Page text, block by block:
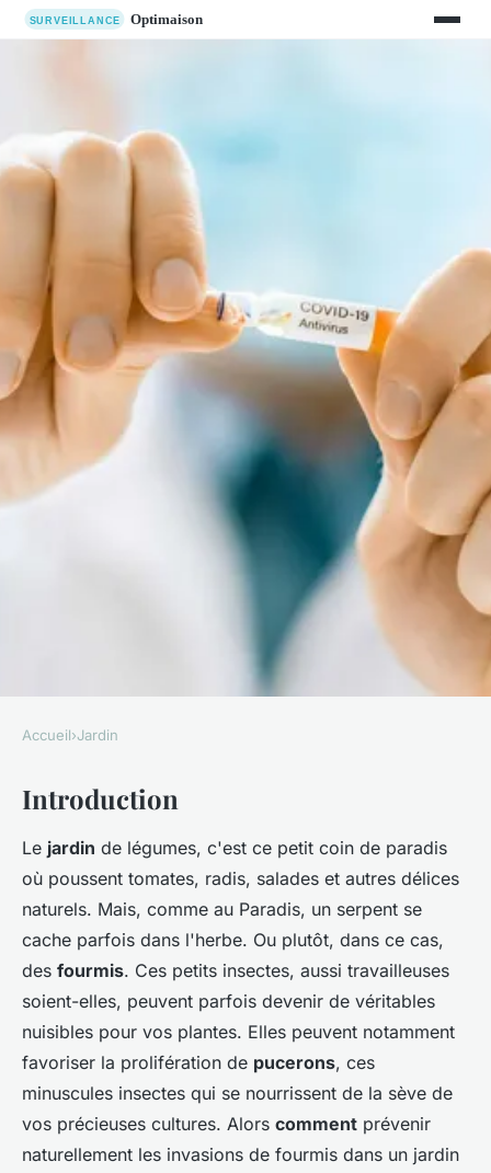
Comment prévenir
naturellement les invasions de
fourmis dans un jardin de
légumes ?
Ali 18 mai 2024• 5 min de lecture
Accueil›Jardin
Introduction
Le jardin de légumes, c'est ce petit coin de paradis
où poussent tomates, radis, salades et autres délices
naturels. Mais, comme au Paradis, un serpent se
cache parfois dans l'herbe. Ou plutôt, dans ce cas,
des fourmis. Ces petits insectes, aussi travailleuses
soient-elles, peuvent parfois devenir de véritables
nuisibles pour vos plantes. Elles peuvent notamment
favoriser la prolifération de pucerons, ces
minuscules insectes qui se nourrissent de la sève de
vos précieuses cultures. Alors comment prévenir
naturellement les invasions de fourmis dans un jardin